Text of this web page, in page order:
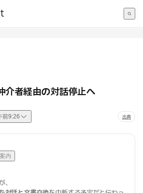
介者経由の対話停止へ
前9:26 出典
内
、